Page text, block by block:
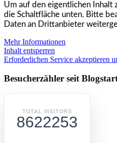
Um auf den eigentlichen Inhalt
die Schaltfläche unten. Bitte
Daten an Drittanbieter
Mehr Informationen
Inhalt entsperren
Erforderlichen Service akzeptieren
Besucherzähler seit
TOTAL VISITORS
8622253